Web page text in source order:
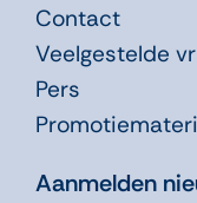
Contact
Veelgestelde
Pers
Aanmelden